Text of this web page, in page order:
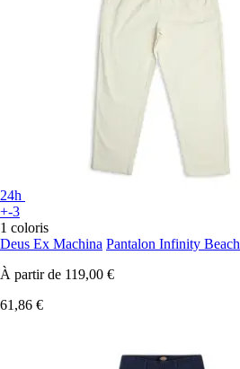
24h
+-3
1 coloris
Deus Ex Machina Pantalon Infinity Beach
À partir de 119,00 €
61,86 €